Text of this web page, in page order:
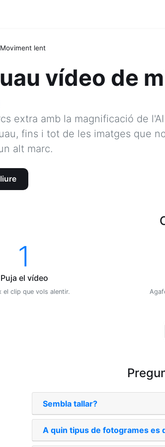
Moviment lent
vídeo de
extra amb la magnificació de
fins i tot de les imatges que
alt marc.
1
Puja el vídeo
el clip que vols alentir.
Sembla tallar?
A quin tipus de fotogrames es